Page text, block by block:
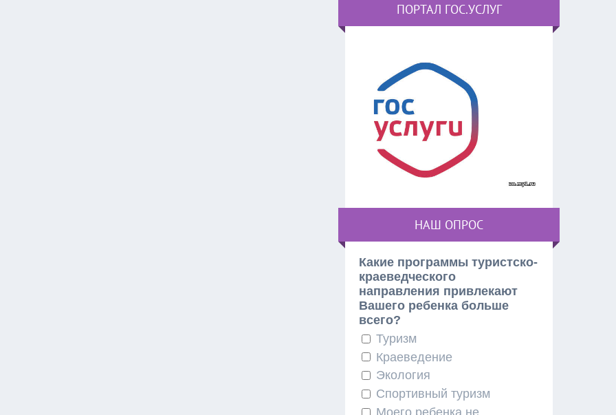
ПОРТАЛ ГОС.УСЛУГ
НАШ ОПРОС
Какие программы туристско-
краеведческого
направления привлекают
Вашего ребенка больше
всего?
Туризм
Краеведение
Экология
Спортивный туризм
Моего ребенка не